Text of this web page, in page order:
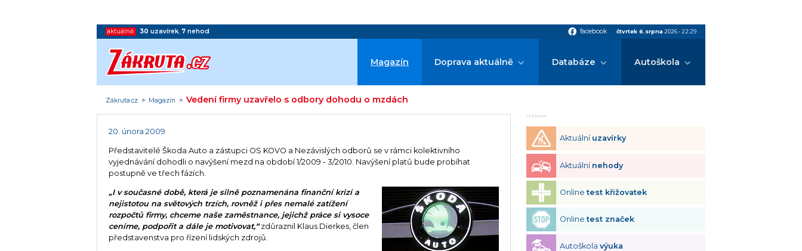
aktuálně: 30 uzavírek, 7 nehod facebook facebook čtvrtek 6.srpna 2026• 22:29
Magazín Doprava aktuálně Databáze Autoškola
Zákruta.cz > Magazín >Vedení firmy uzavřelo s odbory dohodu o mzdách
20. února 2009
Představitelé Škoda Auto a zástupci OS KOVO a Nezávislých odborů se v rámci kolektivního
vyjednávání dohodli o navýšení mezd na období 1/2009 - 3/2010. Navýšení platů bude probíhat
postupně ve třech fázích.
„I v současné době, která je silně poznamenána finanční krizí a
nejistotou na světových trzích, rovněž i přes nemalé zatížení
rozpočtů firmy, chceme naše zaměstnance, jejichž práce si vysoce
ceníme, podpořit a dále je motivovat,“zdůraznil Klaus Dierkes, člen
představenstva pro řízení lidských zdrojů.
reklama
Aktuální uzavírky
Aktuální nehody
Onlinetest křižovatek
Onlinetest značek
Autoškolavýuka